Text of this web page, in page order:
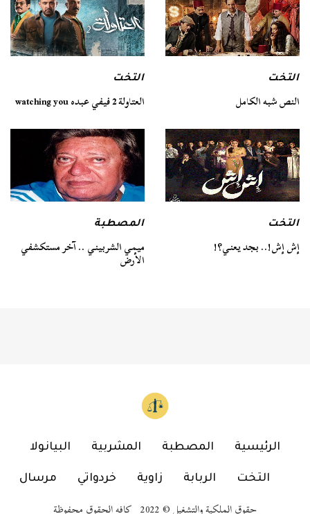
التخت
النص شبه الكامل
التخت
العتاولة 2 فيفي عبده watching you
التخت
إش إش!.. بجد يعني؟!
المصطبة
ميمي الشربيني .. آخر مستكشفي
الأرض
الرئيسية المصطبة المشربية البيانولا
التخت الربابة زاوية خردواتي مرسال
حقوق الملكية والتشغيل © 2022 كافه الحقوق محفوظة